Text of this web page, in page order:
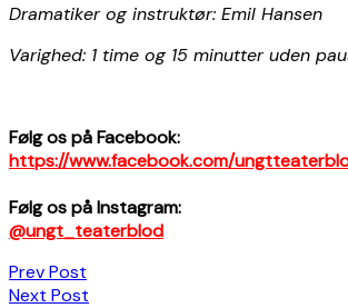
Dramatiker og instruktør: Emil Hansen
Varighed: 1 time og 15 minutter uden
Følg os på Facebook:
https://www.facebook.com/
Følg os på Instagram:
@ungt_teaterblod
Indlægsnavigation
Prev Post
Next Post